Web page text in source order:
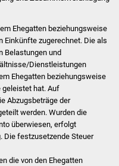
und Integration
Asyl
Hilfe
Ehegatten beziehungsweise
Einkünfte zugerechnet. Die als
Belastungen und
Dienstleistungen
Ehegatten beziehungsweise
geleistet hat. Auf
Abzugsbeträge der
werden. Wurden die
überwiesen, erfolgt
Die festzusetzende Steuer
die von den Ehegatten